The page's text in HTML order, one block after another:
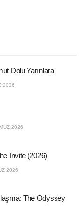
Dolu Yarınlara
2026
2026
Invite (2026)
2026
The Odyssey